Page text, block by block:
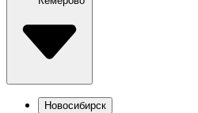
Новосибирск